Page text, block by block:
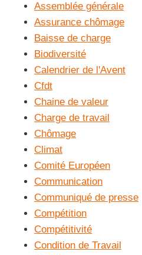
Assemblée générale
Assurance chômage
Baisse de charge
Biodiversité
Calendrier de l'Avent
Cfdt
Chaine de valeur
Charge de travail
Chômage
Climat
Comité Européen
Communication
Communiqué de presse
Compétition
Compétitivité
Condition de Travail